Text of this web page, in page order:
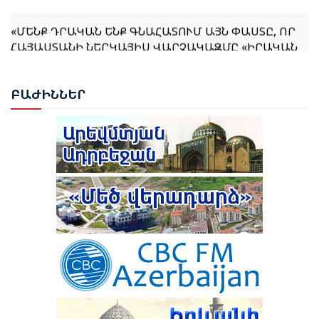
ՀԱՅԱՍՏԱՆԻ ՆԵՐԿԱՅԻՍ ՎԱՐՉԱԿԱԶՄԸ «ԻՐԱԿԱՆ
ՀԱՅԱՍՏԱՆԻ» ՀԱՅԵՑԱԿԱՐԳԸ ԸՆԴՈՒՆԵԼ Է ՈՐՊԵՍ
ՌՈՒԲԵՆ ՌՈՒԲԻՆՅԱՆԸ ԸՆՏՐՎԵՑ ԱԺ ՆԱԽԱԳԱՀ
ՆԱԽԱԳԱՀ ՎԱՀԱԳՆ ԽԱՉԱՏՈՒՐՅԱՆԸ ՍՏՈՐԱԳՐԵՑ
ՆԻԿՈԼ ՓԱՇԻՆՅԱՆԻՆ ՎԱՐՉԱՊԵՏ ՆՇԱՆԱԿԵԼՈՒ
ՄԱՍԻՆ ՀՐԱՄԱՆԱԳԻՐԸ
ԻԼՀԱՄ ԱԼԻԵՎ. ԿԵՆՏՐՈՆԱԿԱՆ ԱՍԻԱՅԻ ԵՐԿՐՆԵՐԻ
ՀԵՏ ՀԱՐԱԲԵՐՈՒԹՅՈՒՆՆԵՐԸ ԱԴՐԲԵՋԱՆԻ
ԱՐՏԱՔԻՆ ՔԱՂԱՔԱԿԱՆՈՒԹՅԱՆ ՀԻՄՆԱԿԱՆ
ԱՌԱՋՆԱՀԵՐԹՈՒԹՅՈՒՆՆԵՐԻՑ ՄԵԿՆ ԵՆ
ԲԱԺԻՆՆԵՐ